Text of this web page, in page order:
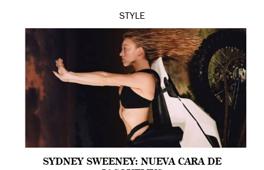
STYLE
SYDNEY SWEENEY: NUEVA CARA DE